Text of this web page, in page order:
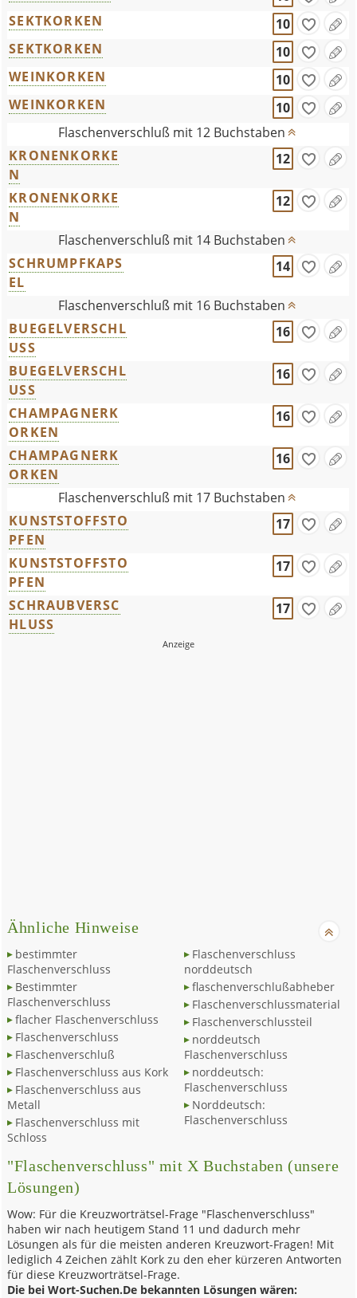
SEKTKORKEN
10
SEKTKORKEN
10
WEINKORKEN
10
WEINKORKEN
10
Flaschenverschluß mit 12 Buchstaben
KRONENKORKE
N
12
KRONENKORKE
N
12
Flaschenverschluß mit 14 Buchstaben
SCHRUMPFKAPS
EL
14
Flaschenverschluß mit 16 Buchstaben
BUEGELVERSCHL
USS
16
BUEGELVERSCHL
USS
16
CHAMPAGNERK
ORKEN
16
CHAMPAGNERK
ORKEN
16
Flaschenverschluß mit 17 Buchstaben
KUNSTSTOFFSTO
PFEN
17
KUNSTSTOFFSTO
PFEN
17
SCHRAUBVERSC
HLUSS
17
Ähnliche Hinweise
bestimmter
Flaschenverschluss
Bestimmter
Flaschenverschluss
flacher Flaschenverschluss
Flaschenverschluss
Flaschenverschluß
Flaschenverschluss aus Kork
Flaschenverschluss aus
Metall
Flaschenverschluss mit
Schloss
Flaschenverschluss
norddeutsch
flaschenverschlußabheber
Flaschenverschlussmaterial
Flaschenverschlussteil
norddeutsch
Flaschenverschluss
norddeutsch:
Flaschenverschluss
Norddeutsch:
Flaschenverschluss
"Flaschenverschluss" mit X Buchstaben (unsere
Lösungen)
Wow: Für die Kreuzworträtsel-Frage "Flaschenverschluss"
haben wir nach heutigem Stand 11 und dadurch mehr
Lösungen als für die meisten anderen Kreuzwort-Fragen! Mit
lediglich 4 Zeichen zählt Kork zu den eher kürzeren Antworten
für diese Kreuzworträtsel-Frage.
Die bei Wort-Suchen.De bekannten Lösungen wären: